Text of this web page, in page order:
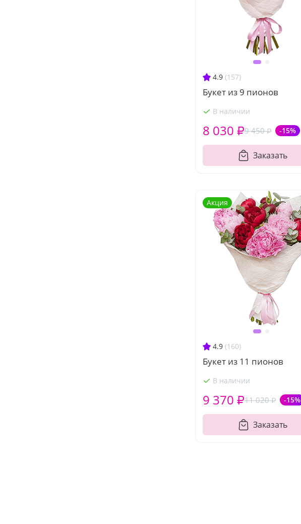
4.9 (157)
Букет из 9 пионов
В наличии
9 450 ₽ -15%
8 030 ₽
Заказать
4.9 (160)
Букет из 11 пионов
В наличии
11 020 ₽ -15%
9 370 ₽
Заказать
Акция